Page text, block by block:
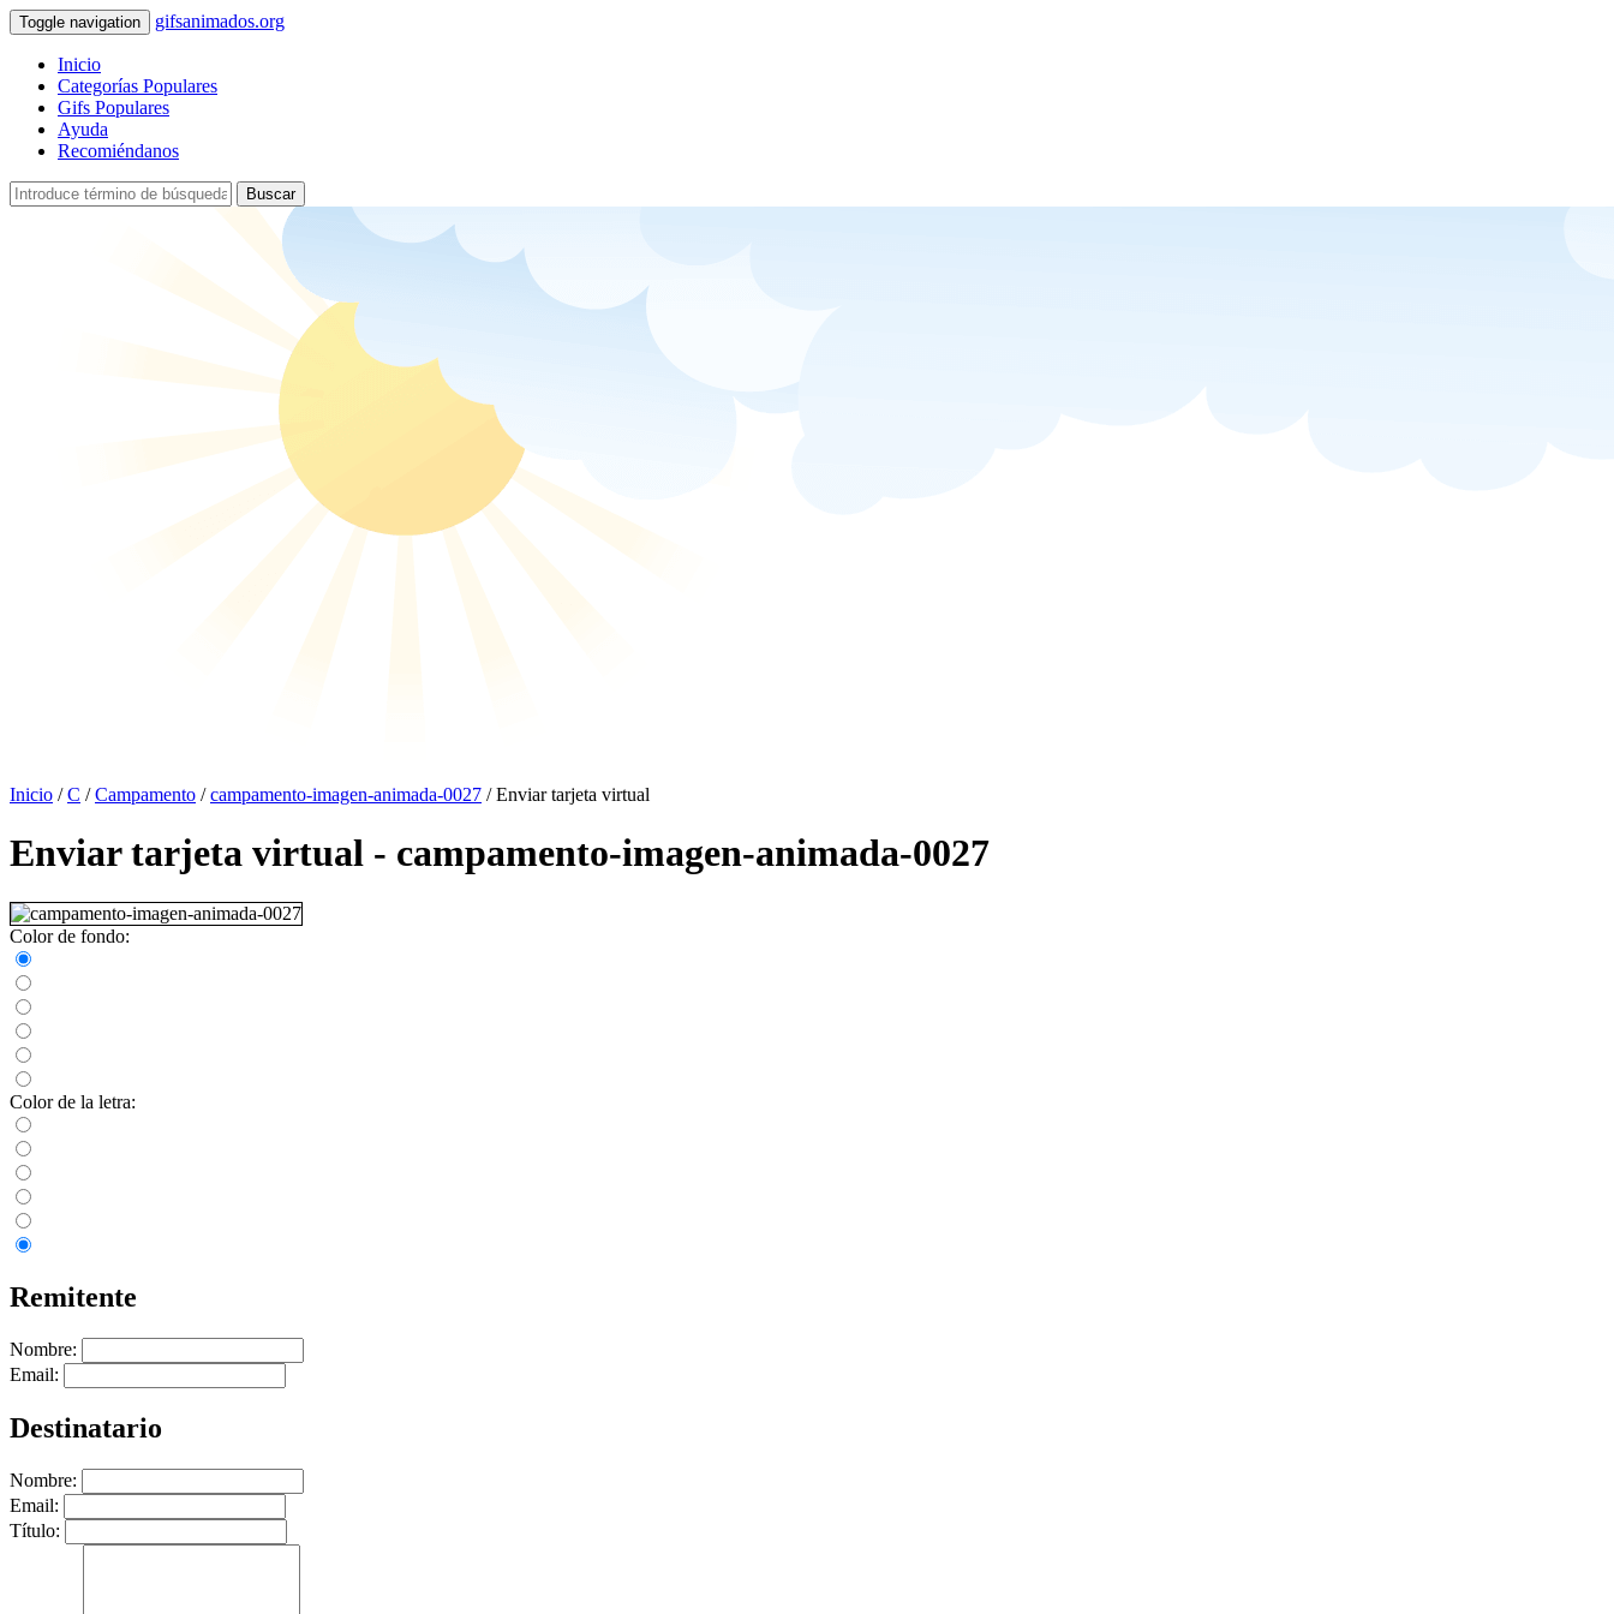
Toggle navigation gifsanimados.org
Inicio
Categorías Populares
Gifs Populares
Ayuda
Recomiéndanos
Buscar
Inicio /C /Campamento /campamento-imagen-animada-0027 / Enviar tarjeta virtual
Enviar tarjeta virtual - campamento-imagen-animada-0027
Color de fondo:
Color de la letra:
Remitente
Nombre:
Email:
Destinatario
Nombre:
Email:
Título: